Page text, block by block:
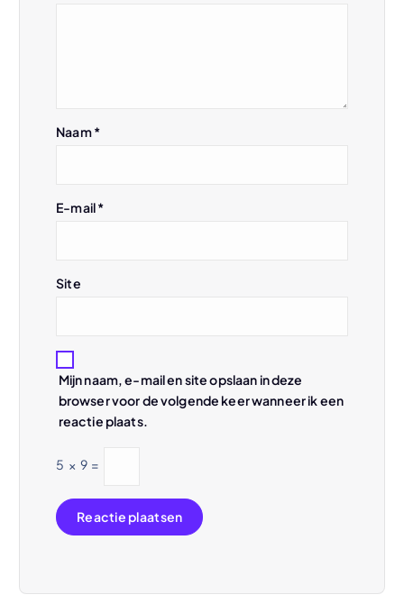
Naam*
E-mail*
Site
Mijn naam, e-mail en site opslaan in deze
browser voor de volgende keer wanneer ik een
reactie plaats.
5 × 9 =